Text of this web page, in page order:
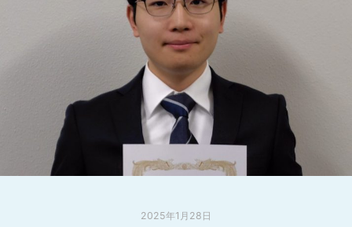
2025年1月28日